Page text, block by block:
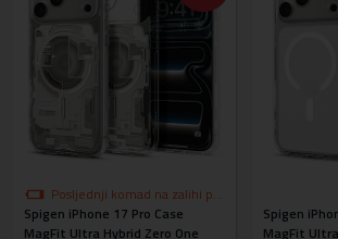
Posljednji komad na zalihi po
akcijskoj cijeni
Spigen iPhone 17 Pro Case
MagFit Ultra Hybrid Zero One
Spigen
MagFit